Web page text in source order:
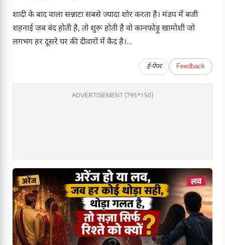
शादी के बाद वाला सन्नाटा सबसे ज्यादा शोर करता है। मंडप में बजी
शहनाई जब बंद होती है, तो शुरू होती है वो कानफोड़ू खामोशी जो
लगभग हर दूसरे घर की दीवारों में कैद है।...
ई-पेपर Feedback
ADVERTISEMENT (795*150)